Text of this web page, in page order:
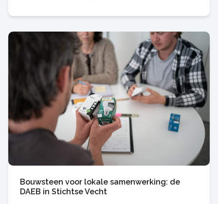
Bouwsteen voor lokale samenwerking: de
DAEB in Stichtse Vecht